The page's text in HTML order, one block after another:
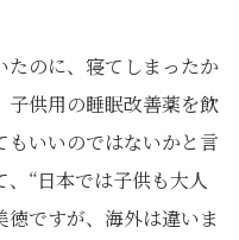
たのに、寝てしまったか
子供用の睡眠改善薬を飲
もいいのではないかと言
“日本では子供も大人
徳ですが、海外は違いま